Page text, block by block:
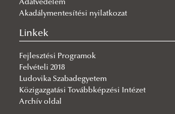
2021. évi őszi ITDK
2021. évi tavaszi ITDK
2020. évi őszi ITDK
2020. évi tavaszi ITDK
2019. évi őszi ITDK
Adatvédelem
Akadálymentesítési nyilatkozat
Linkek
Fejlesztési Programok
Felvételi 2018
Ludovika Szabadegyetem
Közigazgatási Továbbképzési Intézet
Archív oldal